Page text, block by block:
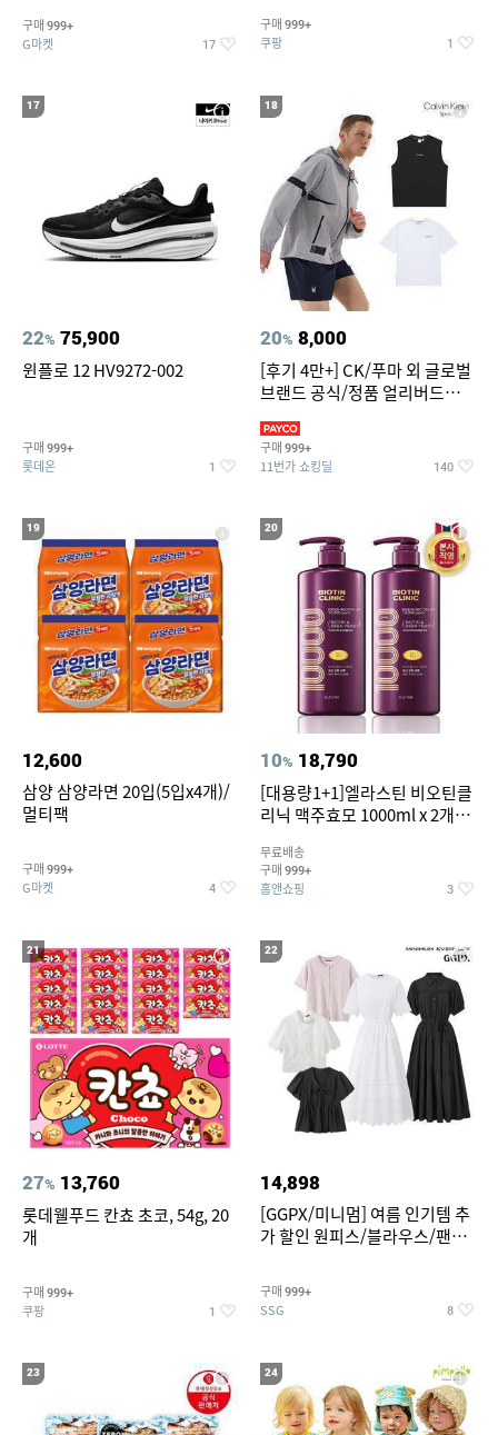
구매 999+
G마켓 17
구매 999+
쿠팡 1
17
22% 75,900
윈플로 12 HV9272-002
구매 999+
롯데온 1
18
20% 8,000
[후기 4만+] CK/푸마 외 글로벌
브랜드 공식/정품 얼리버드
구매 999+
11번가 쇼킹딜 140
19
12,600
삼양 삼양라면 20입(5입x4개)/
멀티팩
구매 999+
G마켓 4
20
10% 18,790
[대용량1+1]엘라스틴 비오틴클
리닉 맥주효모 1000ml x 2개
무료배송
구매 999+
홈앤쇼핑 3
21
27% 13,760
롯데웰푸드 칸쵸 초코, 54g, 20
개
구매 999+
쿠팡 1
22
14,898
[GGPX/미니멈] 여름 인기템 추
가 할인 원피스/블라우스/팬츠
구매 999+
SSG 8
23 24